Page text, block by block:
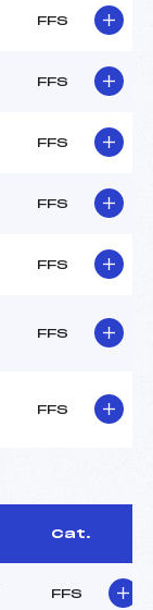
FFS
FFS
FFS
FFS
FFS
FFS
FFS
Cat.
FFS